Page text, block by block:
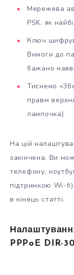
Мережева
PSK, як
Ключ
Вимоги до
бажано
Тиснемо
правм
лампочка)
На цій
закінчена. Ви
телефону,
підтримкою Wi-
в кінець статті.
PPPoE DIR-